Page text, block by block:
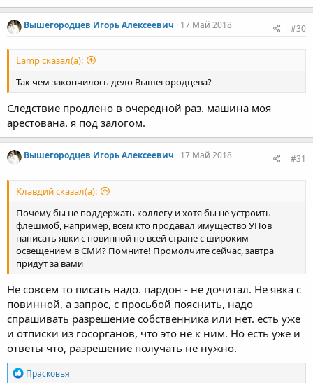
Вышегородцев Игорь Алексеевич 17 Май 2018 #30
Lamp сказал(а):
Так чем закончилось дело Вышегородцева?
Следствие продлено в очередной раз. машина моя
арестована. я под залогом.
Вышегородцев Игорь Алексеевич 17 Май 2018 #31
Клавдий сказал(а):
Почему бы не поддержать коллегу и хотя бы не устроить
флешмоб, например, всем кто продавал имущество УПов
написать явки с повинной по всей стране с широким
освещением в СМИ? Помните! Промолчите сейчас, завтра
придут за вами
Не совсем то писать надо. пардон - не дочитал. Не явка с
повинной, а запрос, с просьбой пояснить, надо
спрашивать разрешение собственника или нет. есть уже
и отписки из госорганов, что это не к ним. Но есть уже и
ответы что, разрешение получать не нужно.
Р
Прасковья